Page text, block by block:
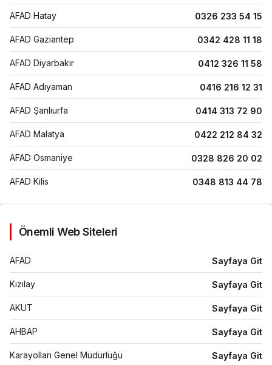
AFAD Hatay 0326 233 54 15
AFAD Gaziantep 0342 428 11 18
AFAD Diyarbakır 0412 326 11 58
AFAD Adıyaman 0416 216 12 31
AFAD Şanlıurfa 0414 313 72 90
AFAD Malatya 0422 212 84 32
AFAD Osmaniye 0328 826 20 02
AFAD Kilis 0348 813 44 78
Kızılay Çağrı Merkezi
İtfaiye
Ambulans
Jandarma
Sahil Güvenlik
Önemli Web Siteleri
AFAD Sayfaya Git
Kızılay Sayfaya Git
AKUT Sayfaya Git
AHBAP Sayfaya Git
Karayolları Genel Müdürlüğü Sayfaya Git